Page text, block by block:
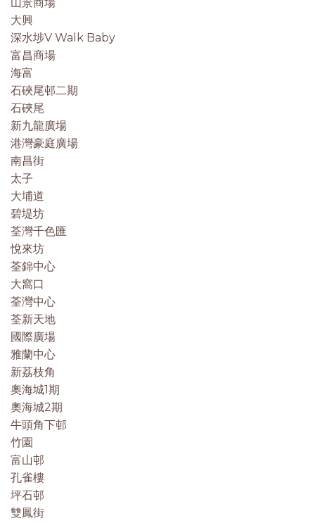
大興
深水埗V Walk Baby
富昌商場
海富
石硤尾邨二期
石硤尾
新九龍廣場
港灣豪庭廣場
南昌街
太子
大埔道
碧堤坊
荃灣千色匯
悅來坊
荃錦中心
大窩口
荃灣中心
荃新天地
國際廣場
雅蘭中心
新荔枝角
奧海城1期
奧海城2期
牛頭角下邨
竹園
富山邨
孔雀樓
坪石邨
雙鳳街